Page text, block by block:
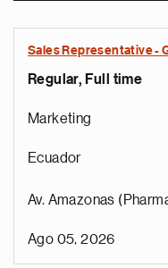
Sales Representative -
Regular, Full time
Marketing
Ecuador
Av. Amazonas
Ago 05, 2026